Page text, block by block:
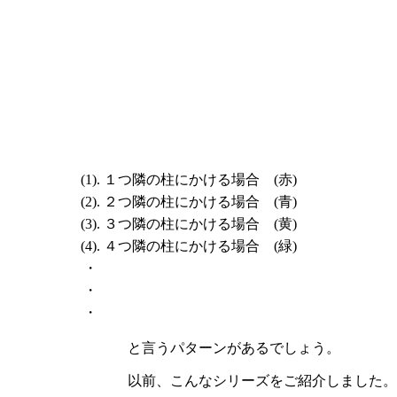
(1). １つ隣の柱にかける場合 (赤)
(2). ２つ隣の柱にかける場合 (青)
(3). ３つ隣の柱にかける場合 (黄)
(4). ４つ隣の柱にかける場合 (緑)
・
・
・
と言うパターンがあるでしょう。
以前、こんなシリーズをご紹介しました。